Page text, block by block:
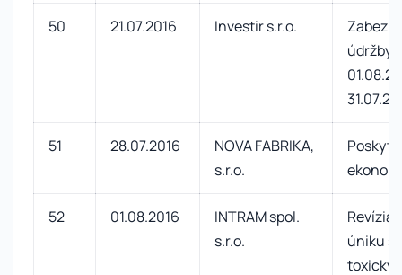
50 21.07.2016 Investir s.r.o.
údržby
51 28.07.2016
NOVA FABRIKA,
s.r.o.
52 01.08.2016
INTRAM spol.
s.r.o.
Revízia
úniku